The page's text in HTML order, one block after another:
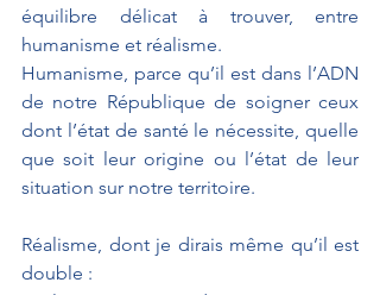
équilibre délicat à trouver, entre
humanisme et réalisme.
Humanisme, parce qu’il est dans l’ADN
de notre République de soigner ceux
dont l’état de santé le nécessite, quelle
que soit leur origine ou l’état de leur
situation sur notre territoire.
Réalisme, dont je dirais même qu’il est
double :